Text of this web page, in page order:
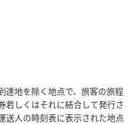
達地を除く地点で、旅客の旅程
若しくはそれに結合して発行さ
送人の時刻表に表示された地点